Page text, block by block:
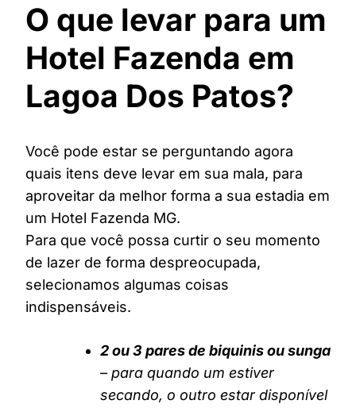
O que levar para um
Hotel Fazenda em
Lagoa Dos Patos?
Você pode estar se perguntando agora
quais itens deve levar em sua mala, para
aproveitar da melhor forma a sua estadia em
um Hotel Fazenda MG.
Para que você possa curtir o seu momento
de lazer de forma despreocupada,
selecionamos algumas coisas
indispensáveis.
2 ou 3 pares de biquinis ou sunga
– para quando um estiver
secando, o outro estar disponível